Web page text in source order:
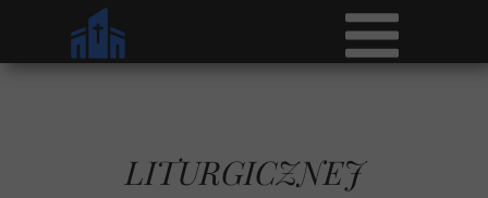
LITURGICZNEJ